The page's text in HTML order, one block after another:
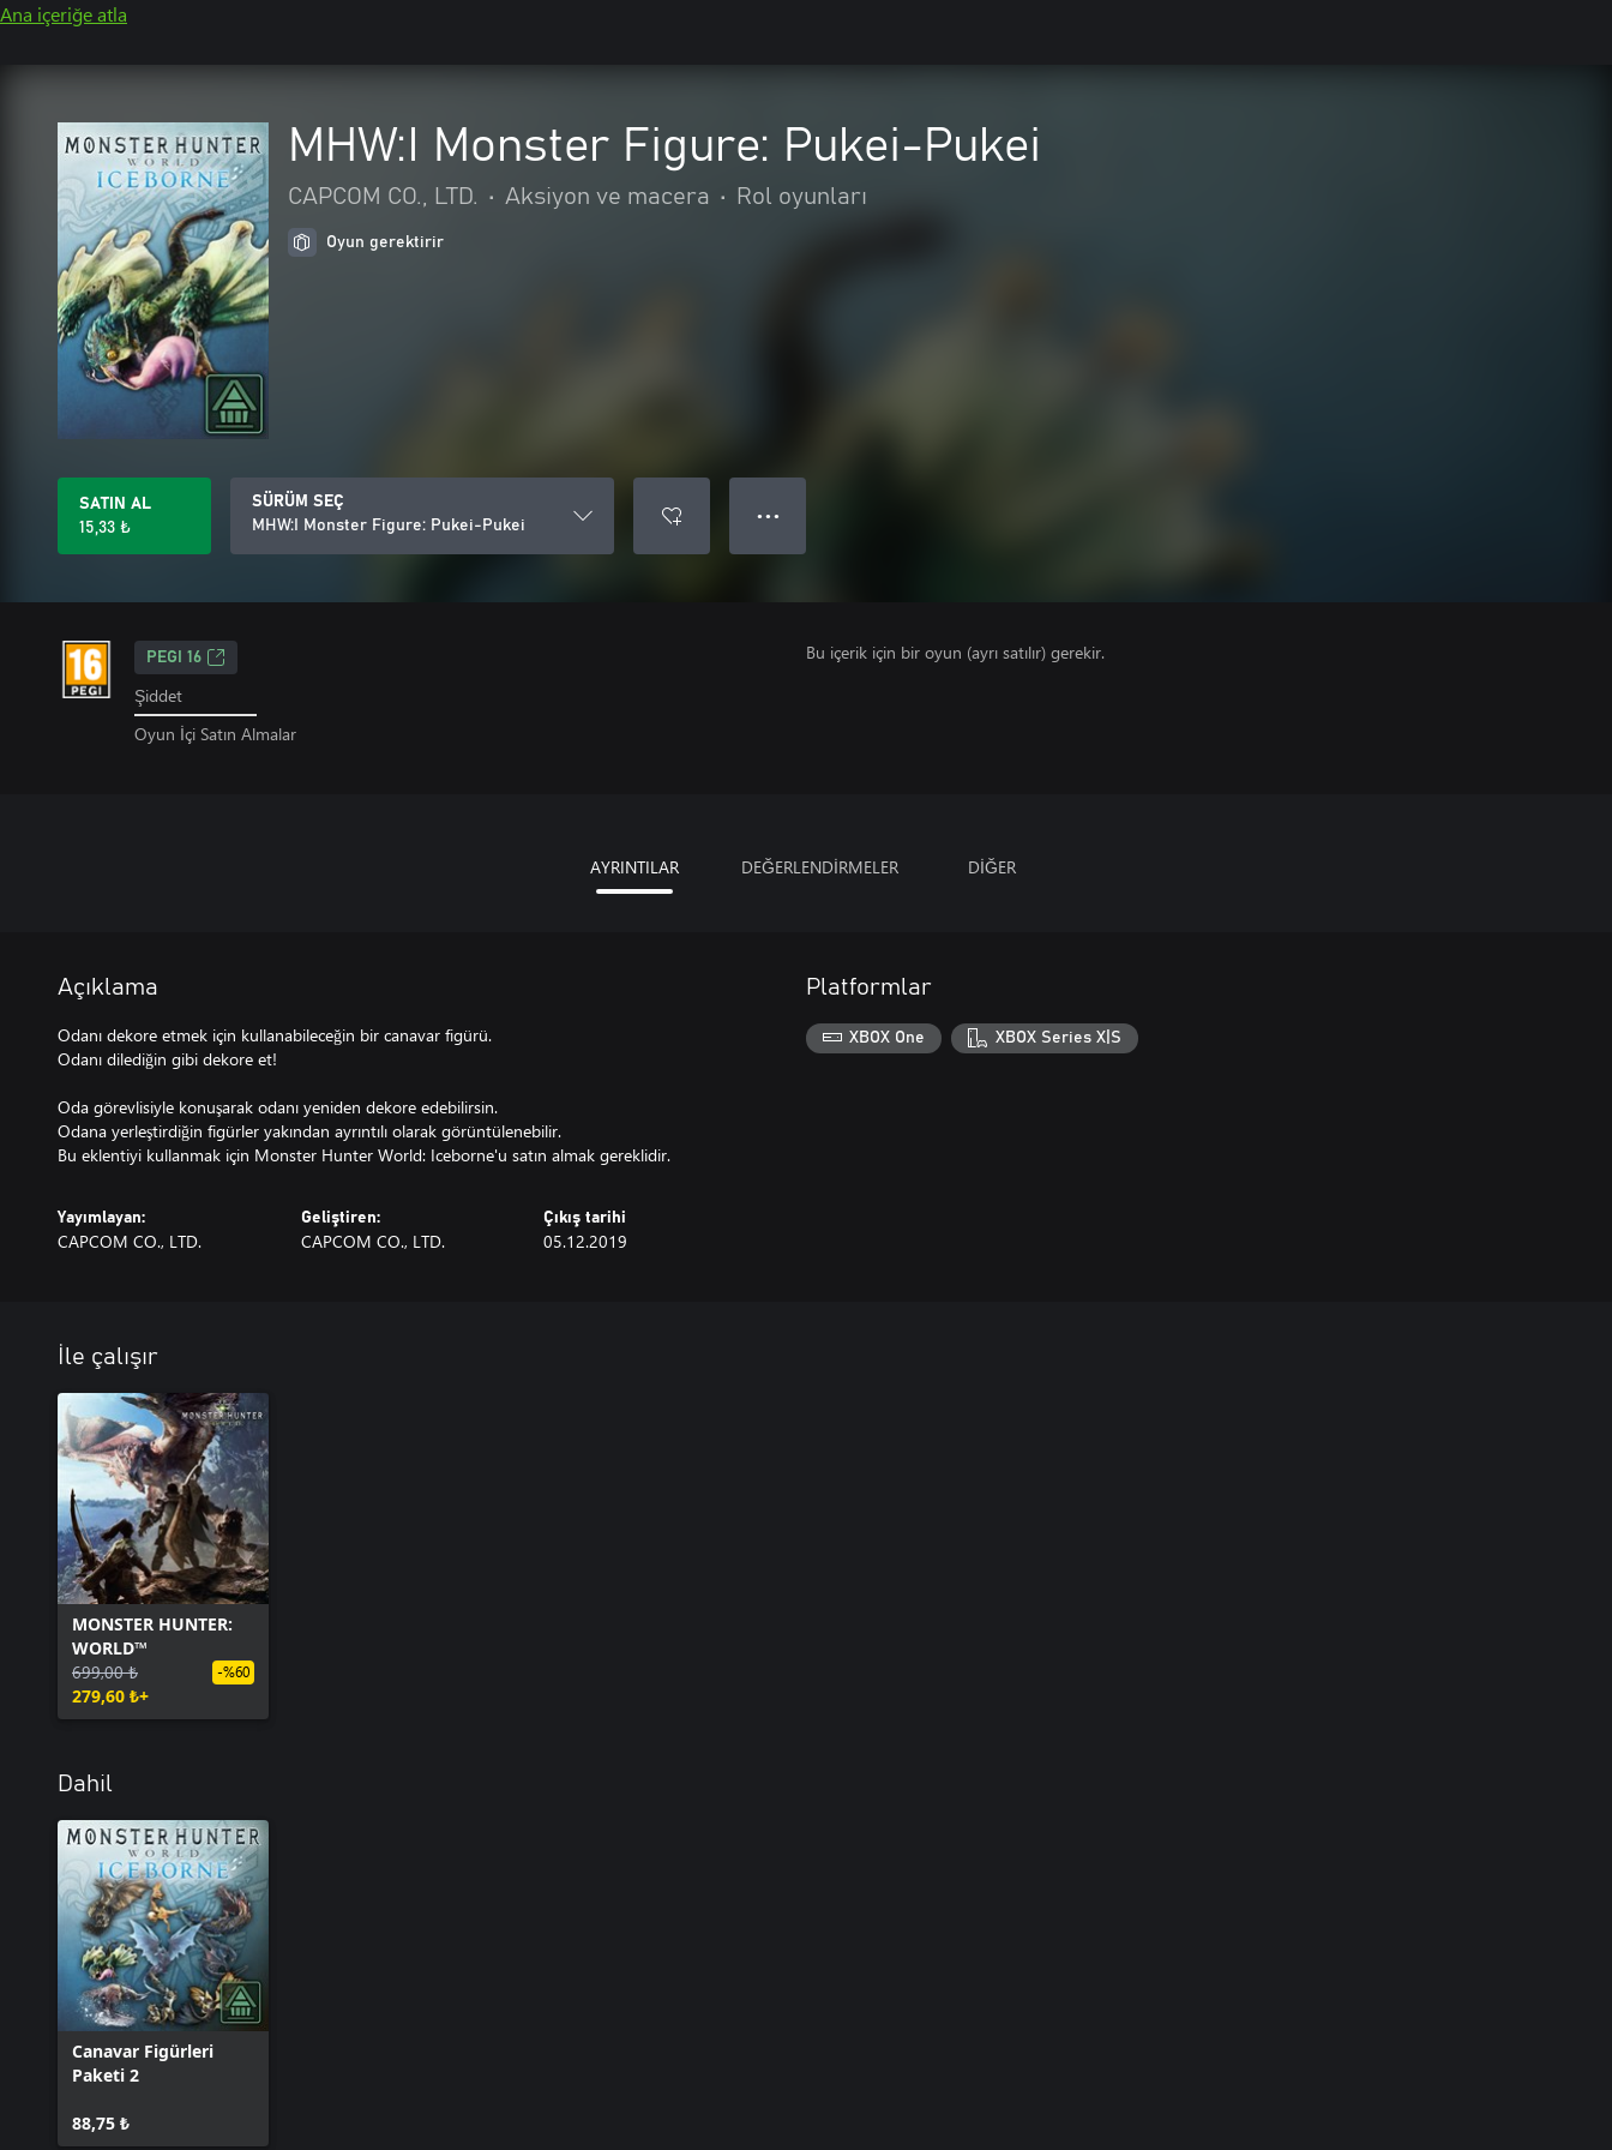
Ana içeriğe atla
MHW:I Monster Figure: Pukei-Pukei
CAPCOM CO., LTD. • Aksiyon ve macera • Rol oyunları
Oyun gerektirir
SATIN AL
15,33 ₺
SÜRÜM SEÇ
MHW:I Monster Figure: Pukei-Pukei
● ● ●
PEGI 16
Şiddet
Oyun İçi Satın Almalar
Bu içerik için bir oyun (ayrı satılır) gerekir.
AYRINTILAR DEĞERLENDİRMELER DİĞER
Açıklama
Odanı dekore etmek için kullanabileceğin bir canavar figürü.
Odanı dilediğin gibi dekore et!
Oda görevlisiyle konuşarak odanı yeniden dekore edebilirsin.
Odana yerleştirdiğin figürler yakından ayrıntılı olarak görüntülenebilir.
Bu eklentiyi kullanmak için Monster Hunter World: Iceborne'u satın almak gereklidir.
Yayımlayan:
CAPCOM CO., LTD.
Geliştiren:
CAPCOM CO., LTD.
Çıkış tarihi
05.12.2019
Platformlar
XBOX One XBOX Series X|S
İle çalışır
MONSTER HUNTER:
WORLD™
699,00 ₺
279,60 ₺+
-%60
Dahil
Canavar Figürleri
Paketi 2
88,75 ₺